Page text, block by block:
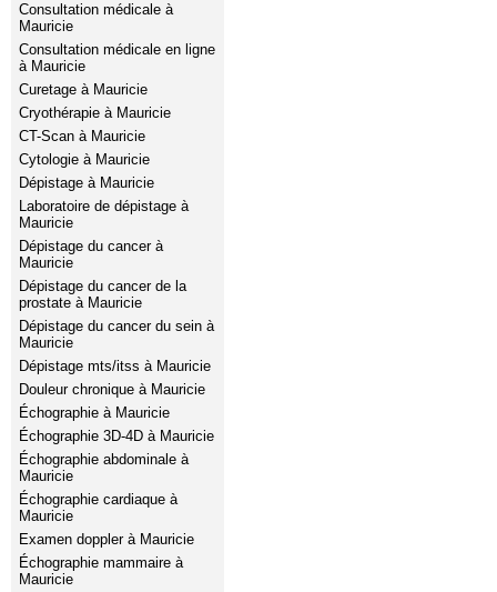
Consultation médicale à
Mauricie
Consultation médicale en ligne
à Mauricie
Curetage à Mauricie
Cryothérapie à Mauricie
CT-Scan à Mauricie
Cytologie à Mauricie
Dépistage à Mauricie
Laboratoire de dépistage à
Mauricie
Dépistage du cancer à
Mauricie
Dépistage du cancer de la
prostate à Mauricie
Dépistage du cancer du sein à
Mauricie
Dépistage mts/itss à Mauricie
Douleur chronique à Mauricie
Échographie à Mauricie
Échographie 3D-4D à Mauricie
Échographie abdominale à
Mauricie
Échographie cardiaque à
Mauricie
Examen doppler à Mauricie
Échographie mammaire à
Mauricie